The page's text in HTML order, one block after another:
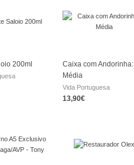
200ml
Caixa com Andorinha:
Média
Vida Portuguesa
13,90€